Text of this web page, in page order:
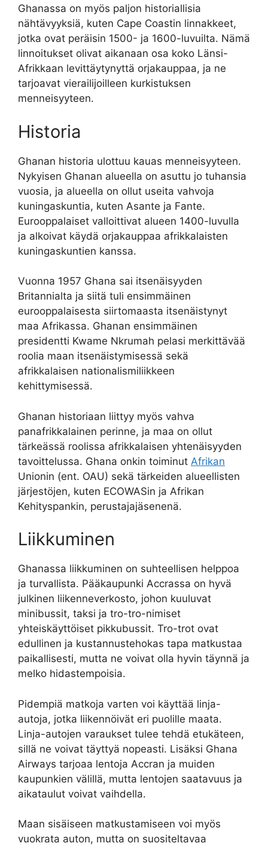
Ghanassa on myös paljon historiallisia
nähtävyyksiä, kuten Cape Coastin linnakkeet,
jotka ovat peräisin 1500- ja 1600-luvuilta. Nämä
linnoitukset olivat aikanaan osa koko Länsi-
Afrikkaan levittäytynyttä orjakauppaa, ja ne
tarjoavat vierailijoilleen kurkistuksen
menneisyyteen.
Historia
Ghanan historia ulottuu kauas menneisyyteen.
Nykyisen Ghanan alueella on asuttu jo tuhansia
vuosia, ja alueella on ollut useita vahvoja
kuningaskuntia, kuten Asante ja Fante.
Eurooppalaiset valloittivat alueen 1400-luvulla
ja alkoivat käydä orjakauppaa afrikkalaisten
kuningaskuntien kanssa.
Vuonna 1957 Ghana sai itsenäisyyden
Britannialta ja siitä tuli ensimmäinen
eurooppalaisesta siirtomaasta itsenäistynyt
maa Afrikassa. Ghanan ensimmäinen
presidentti Kwame Nkrumah pelasi merkittävää
roolia maan itsenäistymisessä sekä
afrikkalaisen nationalismiliikkeen
kehittymisessä.
Ghanan historiaan liittyy myös vahva
panafrikkalainen perinne, ja maa on ollut
tärkeässä roolissa afrikkalaisen yhtenäisyyden
tavoittelussa. Ghana onkin toiminut Afrikan
Unionin (ent. OAU) sekä tärkeiden alueellisten
järjestöjen, kuten ECOWASin ja Afrikan
Kehityspankin, perustajajäsenenä.
Liikkuminen
Ghanassa liikkuminen on suhteellisen helppoa
ja turvallista. Pääkaupunki Accrassa on hyvä
julkinen liikenneverkosto, johon kuuluvat
minibussit, taksi ja tro-tro-nimiset
yhteiskäyttöiset pikkubussit. Tro-trot ovat
edullinen ja kustannustehokas tapa matkustaa
paikallisesti, mutta ne voivat olla hyvin täynnä ja
melko hidastempoisia.
Pidempiä matkoja varten voi käyttää linja-
autoja, jotka liikennöivät eri puolille maata.
Linja-autojen varaukset tulee tehdä etukäteen,
sillä ne voivat täyttyä nopeasti. Lisäksi Ghana
Airways tarjoaa lentoja Accran ja muiden
kaupunkien välillä, mutta lentojen saatavuus ja
aikataulut voivat vaihdella.
Maan sisäiseen matkustamiseen voi myös
vuokrata auton, mutta on suositeltavaa